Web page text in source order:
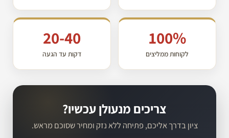
100%
לקוחות ממליצים
20-40
דקות עד הגעה
צריכים מנעולן עכשיו?
ציון בדרך אליכם, פתיחה ללא נזק ומחיר שסוכם מראש.